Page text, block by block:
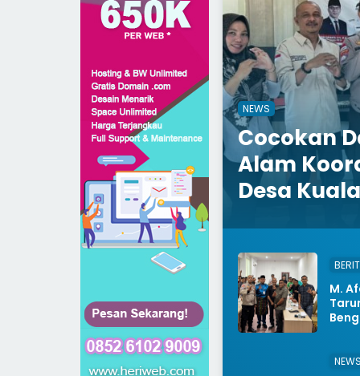
NEWS
Cocokan
Alam
Desa
M.
NEWS